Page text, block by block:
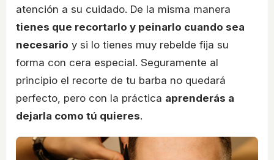
atención a su cuidado. De la misma manera
tienes que recortarlo y peinarlo cuando sea
necesario y si lo tienes muy rebelde fija su
forma con cera especial. Seguramente al
principio el recorte de tu barba no quedará
perfecto, pero con la práctica aprenderás a
dejarla como tú quieres.